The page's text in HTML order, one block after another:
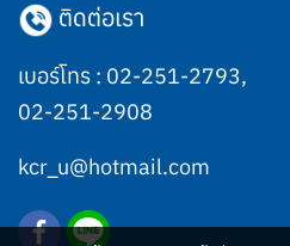
ติดต่อเรา
เบอร์โทร : 02-251-2793,
02-251-2908
kcr_u@hotmail.com